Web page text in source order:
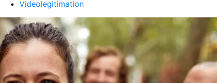
Videolegitimation